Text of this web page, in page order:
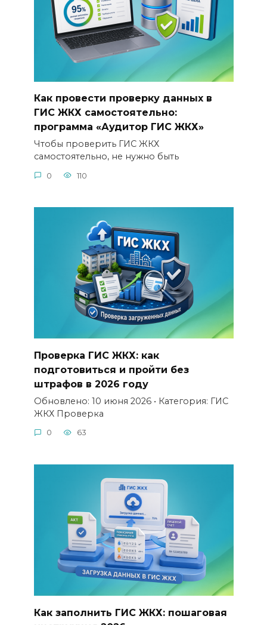
Как провести проверку данных в
ГИС ЖКХ самостоятельно:
программа «Аудитор ГИС ЖКХ»
Чтобы проверить ГИС ЖКХ
самостоятельно, не нужно быть
0 110
Проверка ГИС ЖКХ: как
подготовиться и пройти без
штрафов в 2026 году
Обновлено: 10 июня 2026 • Категория: ГИС
ЖКХ Проверка
0 63
Как заполнить ГИС ЖКХ: пошаговая